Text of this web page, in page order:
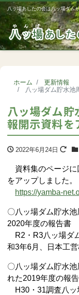
八ッ場あしたの会は八ッ場ダム
ホーム
更新情報
八ッ場ダム貯水池周
八ッ場ダム
報開示資料を
2022年6月24日
資料集のページに
をアップしました。
https://yamba-
〇八ッ場ダム貯水
2020年度の報告書
R2・R3八ッ場ダ
和3年6月、日本工営
〇八ッ場ダム貯水
れた2019年度の報
H30・31調査八ッ